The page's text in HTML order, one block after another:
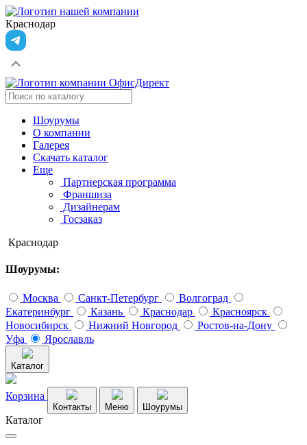
Краснодар
Шоурумы
О компании
Галерея
Скачать каталог
Еще
Партнерская программа
Франшиза
Дизайнерам
Госзаказ
Краснодар
Шоурумы:
Москва Санкт-Петербург
Волгоград
Екатеринбург
Казань Краснодар
Красноярск
Новосибирск
Нижний Новгород
Ростов-на-Дону
Уфа
Ярославль
Каталог
Корзина
Контакты Меню Шоурумы
Каталог